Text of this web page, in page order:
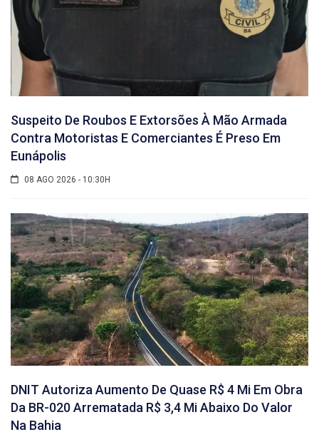
Suspeito De Roubos E Extorsões À Mão Armada
Contra Motoristas E Comerciantes É Preso Em
Eunápolis
08 AGO 2026 - 10:30H
DNIT Autoriza Aumento De Quase R$ 4 Mi Em Obra
Da BR-020 Arrematada R$ 3,4 Mi Abaixo Do Valor
Na Bahia